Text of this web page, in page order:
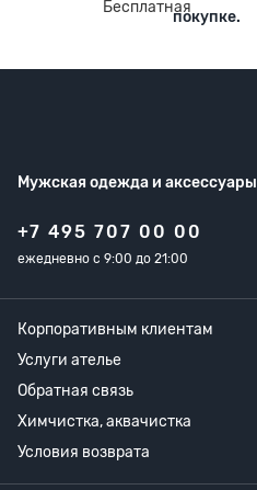
покупке.
Мужская одежда и аксессуары
+7 495 707 00 00
ежедневно с 9:00 до 21:00
Корпоративным клиентам
Услуги ателье
Обратная связь
Химчистка, аквачистка
Условия возврата